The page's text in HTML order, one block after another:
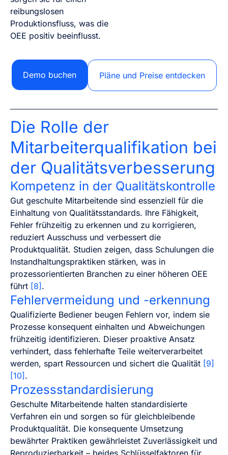
reibungslosen
Produktionsfluss, was die
OEE positiv beeinflusst.
Demo buchen Pläne und Preise entdecken
Die Rolle der
Mitarbeiterqualifikation bei
der Qualitätsverbesserung
Kompetenz in der Qualitätskontrolle
Gut geschulte Mitarbeitende sind essenziell für die
Einhaltung von Qualitätsstandards. Ihre Fähigkeit,
Fehler frühzeitig zu erkennen und zu korrigieren,
reduziert Ausschuss und verbessert die
Produktqualität. Studien zeigen, dass Schulungen die
Instandhaltungspraktiken stärken, was in
prozessorientierten Branchen zu einer höheren OEE
führt [8].
Fehlervermeidung und -erkennung
Qualifizierte Bediener beugen Fehlern vor, indem sie
Prozesse konsequent einhalten und Abweichungen
frühzeitig identifizieren. Dieser proaktive Ansatz
verhindert, dass fehlerhafte Teile weiterverarbeitet
werden, spart Ressourcen und sichert die Qualität [9]
[10].
Prozessstandardisierung
Geschulte Mitarbeitende halten standardisierte
Verfahren ein und sorgen so für gleichbleibende
Produktqualität. Die konsequente Umsetzung
bewährter Praktiken gewährleistet Zuverlässigkeit und
Reproduzierbarkeit – beides Schlüsselfaktoren für